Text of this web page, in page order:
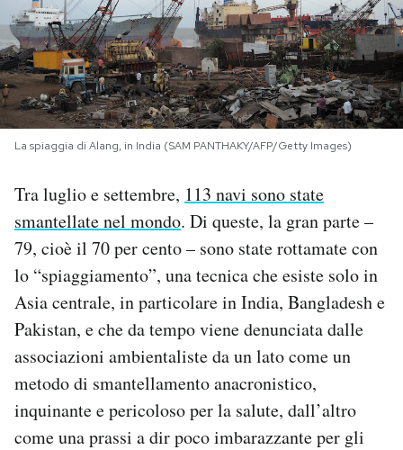
I MIEI PREFERITI
SHOP
AREA PERSONALE
Newsletter
Notifiche mobile
Regala il Post
Hai bisogno di aiuto?
Esci
La spiaggia di Alang, in India (SAM PANTHAKY/AFP/Getty Images)
Tra luglio e settembre, 113 navi sono state
smantellate nel mondo. Di queste, la gran parte –
79, cioè il 70 per cento – sono state rottamate con
lo “spiaggiamento”, una tecnica che esiste solo in
Asia centrale, in particolare in India, Bangladesh e
Pakistan, e che da tempo viene denunciata dalle
associazioni ambientaliste da un lato come un
metodo di smantellamento anacronistico,
inquinante e pericoloso per la salute, dall’altro
come una prassi a dir poco imbarazzante per gli